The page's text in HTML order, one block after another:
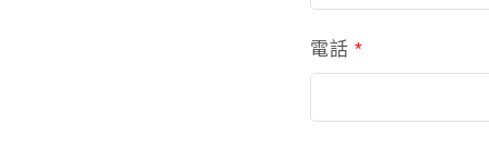
電話*